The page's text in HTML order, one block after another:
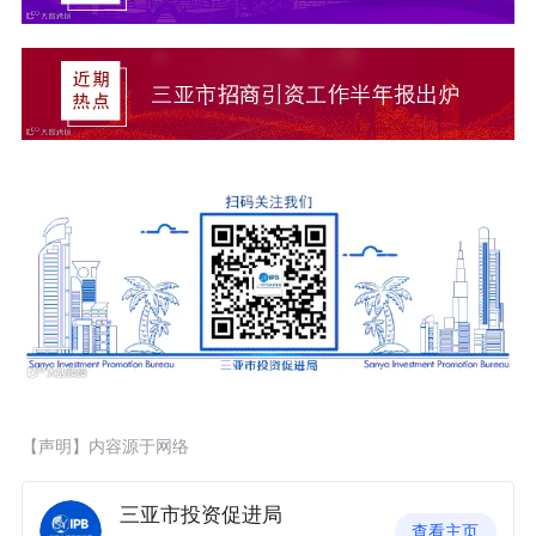
【声明】内容源于网络
三亚市投资促进局
查看主页